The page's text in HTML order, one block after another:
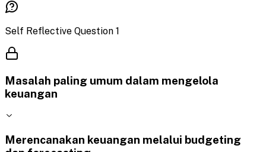
Self Reflective Question 1
Masalah paling umum dalam mengelola
keuangan
Merencanakan keuangan melalui budgeting